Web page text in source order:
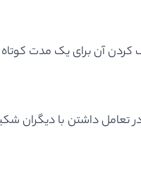
آن برای یک مدت
در تعامل داشتن با